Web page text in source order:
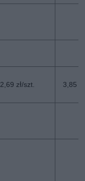
2,69 zł/szt. 3,85